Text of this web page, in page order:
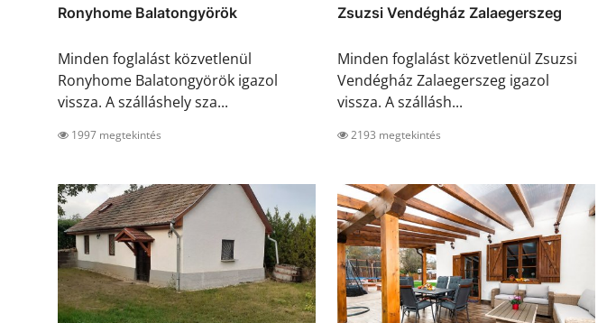
Ronyhome Balatongyörök
Minden foglalást közvetlenül
Ronyhome Balatongyörök igazol
vissza. A szálláshely sza...
1997 megtekintés
Zsuzsi Vendégház Zalaegerszeg
Minden foglalást közvetlenül Zsuzsi
Vendégház Zalaegerszeg igazol
vissza. A szállásh...
2193 megtekintés